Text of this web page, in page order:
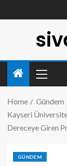
Home
Gündem
Kayseri
Dereceye Giren
GÜNDEM